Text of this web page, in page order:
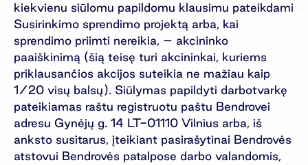
kiekvienu siūlomu papildomu klausimu pateikdami
Susirinkimo sprendimo projektą arba, kai
sprendimo priimti nereikia, – akcininko
paaiškinimą (šią teisę turi akcininkai, kuriems
priklausančios akcijos suteikia ne mažiau kaip
1/20 visų balsų). Siūlymas papildyti darbotvarkę
pateikiamas raštu registruotu paštu Bendrovei
adresu Gynėjų g. 14 LT-01110 Vilnius arba, iš
anksto susitarus, įteikiant pasirašytinai Bendrovės
atstovui Bendrovės patalpose darbo valandomis,